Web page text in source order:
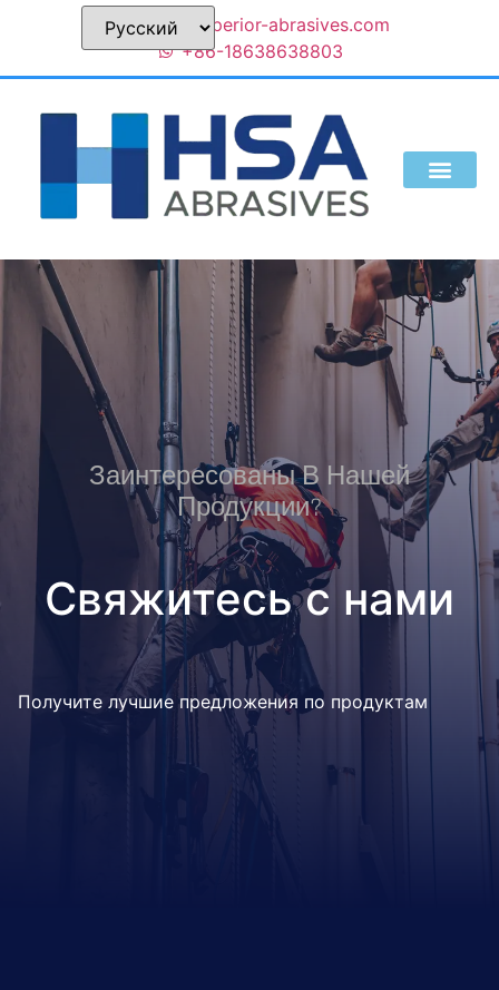
sales@superior-abrasives.com
+86-18638638803
Заинтересованы В Нашей
Продукции?
Свяжитесь с нами
Получите лучшие предложения по продуктам